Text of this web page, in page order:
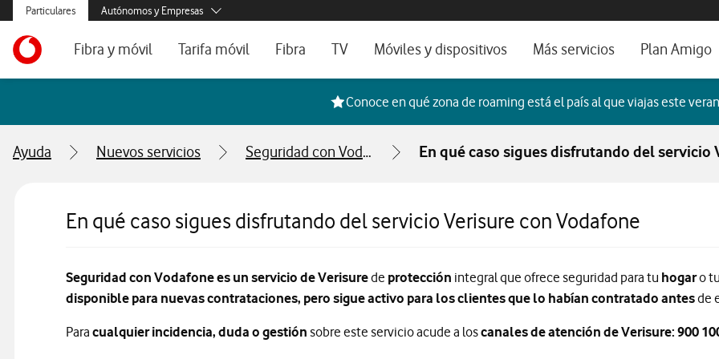
Menús secundarios. Enlace a particulares, empresas y autónomos, ayuda e idioma
Particulares
Menus de segmentación para empresas y autónomos
Autónomos y Empresas
Pymes
Ir a la pagina principal de vodafone.es
Fibra y móvil
Tarifas Fibra y Móvil
Tarifas Fibra y 2 Móvil
Configura tu tarifa
Tarifa móvil
Tarifas móvil prepago
Fibra
Tarifas de fibra
Internet portátil 5G
Consulta Cobertura
TV
Vodafone TV
Móviles y dispositivos
Imagen y Sonido
Ver todos
Más servicios
Alianza Vodafone e Iberdrola
Servicios avanzados
Plan Amigo
Conoce en qué zona de roaming está el país al que viajas este
Ayuda Nuevos servicios Seguridad con Vodafone: Verisure En qué caso sigues disfrutando del servicio
En qué caso sigues disfrutando del servicio Verisure con Vodafone
Seguridad con Vodafone es un servicio de Verisurede protección integral que ofrece seguridad para tu hogaro tu
disponible para nuevas contrataciones, pero sigue activo para los clientes que lo habían contratado antesde
Para cualquier incidencia, duda o gestión sobre este servicio acude a loscanales de atención de Verisure: 900